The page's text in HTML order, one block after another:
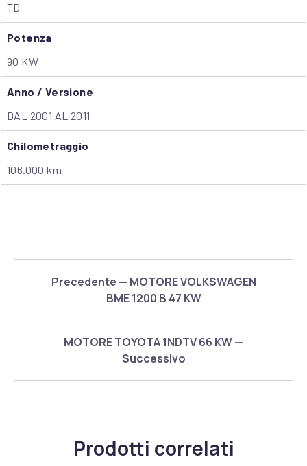
TD
Potenza
90 KW
Anno / Versione
DAL 2001 AL 2011
Chilometraggio
106.000 km
Precedente — MOTORE VOLKSWAGEN
BME 1200 B 47 KW
MOTORE TOYOTA 1NDTV 66 KW —
Successivo
Prodotti correlati